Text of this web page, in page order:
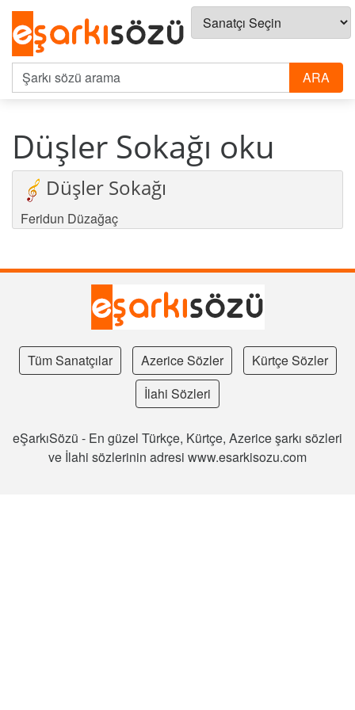
Düşler Sokağı oku
Düşler Sokağı
Feridun Düzağaç
Tüm Sanatçılar Azerice Sözler
Kürtçe Sözler
İlahi Sözleri
eŞarkıSözü - En güzel Türkçe, Kürtçe, Azerice şarkı sözleri
ve İlahi sözlerinin adresi www.esarkisozu.com